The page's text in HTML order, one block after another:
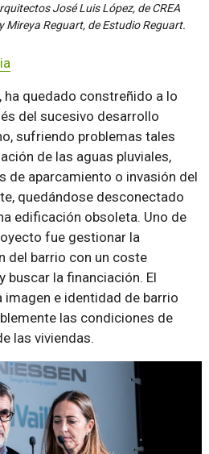
José Luis López, de CREA
Mireya Reguart, de Estudio Reguart.
ha quedado constreñido a lo
del sucesivo desarrollo
sufriendo problemas tales
de las aguas pluviales,
de aparcamiento o invasión del
quedándose desconectado
edificación obsoleta. Uno de
fue gestionar la
del barrio con un coste
buscar la financiación. El
imagen e identidad de barrio
las condiciones de
las viviendas.